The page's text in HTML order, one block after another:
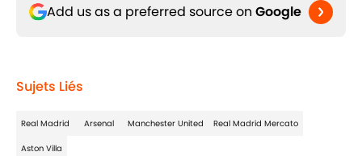
Add us as a preferred source on Google
Sujets Liés
Real Madrid Arsenal Manchester United Real Madrid Mercato
Aston Villa